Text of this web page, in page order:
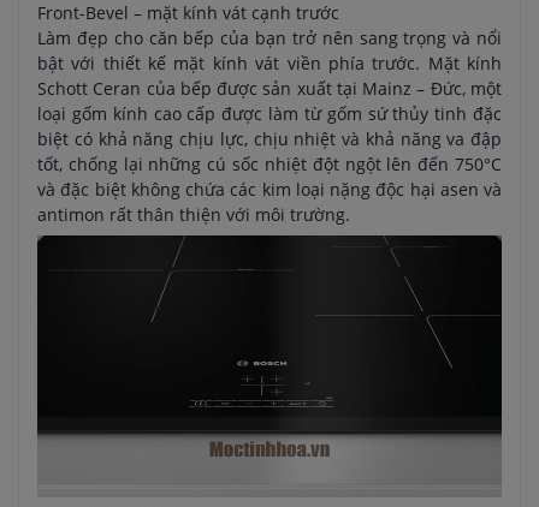
Front-Bevel – mặt kính vát cạnh trước
Làm đẹp cho căn bếp của bạn trở nên sang trọng và nổi
bật với thiết kế mặt kính vát viền phía trước. Mặt kính
Schott Ceran của bếp được sản xuất tại Mainz – Đức, một
loại gốm kính cao cấp được làm từ gốm sứ thủy tinh đặc
biệt có khả năng chịu lực, chịu nhiệt và khả năng va đập
tốt, chống lại những cú sốc nhiệt đột ngột lên đến 750°C
và đặc biệt không chứa các kim loại nặng độc hại asen và
antimon rất thân thiện với môi trường.